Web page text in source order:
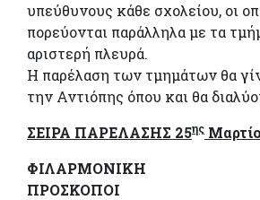
υπεύθυνους κάθε σχολείου, οι
πορεύονται παράλληλα με τα
αριστερή πλευρά.
Η παρέλαση των τμημάτων θα
την Αντιόπης όπου και θα
ΣΕΙΡΑ ΠΑΡΕΛΑΣΗΣ 25ης
ΦΙΛΑΡΜΟΝΙΚΗ
ΠΡΟΣΚΟΠΟΙ